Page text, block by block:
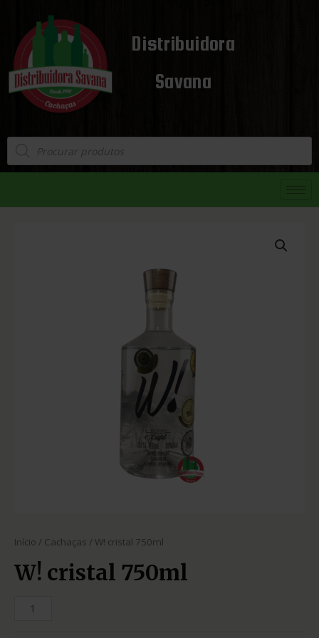
Distribuidora
Savana
Início / Cachaças / W! cristal 750ml
W! cristal 750ml